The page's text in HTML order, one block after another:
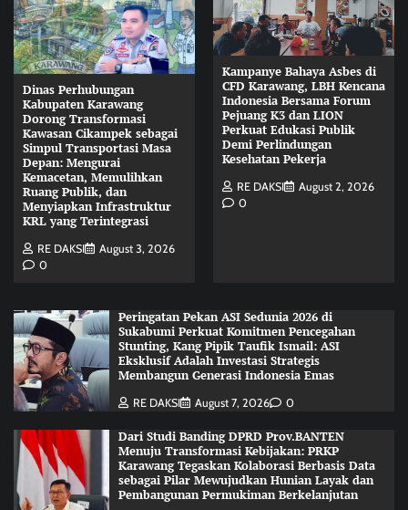
Dinas Perhubungan
Kabupaten Karawang
Dorong Transformasi
Kawasan Cikampek sebagai
Simpul Transportasi Masa
Depan: Mengurai
Kemacetan, Memulihkan
Ruang Publik, dan
Menyiapkan Infrastruktur
KRL yang Terintegrasi
RE DAKSI
August 3, 2026
0
Kampanye Bahaya Asbes di
CFD Karawang, LBH Kencana
Indonesia Bersama Forum
Pejuang K3 dan LION
Perkuat Edukasi Publik
Demi Perlindungan
Kesehatan Pekerja
RE DAKSI
August 2, 2026
0
Peringatan Pekan ASI Sedunia 2026 di
Sukabumi Perkuat Komitmen Pencegahan
Stunting, Kang Pipik Taufik Ismail: ASI
Eksklusif Adalah Investasi Strategis
Membangun Generasi Indonesia Emas
RE DAKSI August 7, 2026 0
Dari Studi Banding DPRD Prov.BANTEN
Menuju Transformasi Kebijakan: PRKP
Karawang Tegaskan Kolaborasi Berbasis Data
sebagai Pilar Mewujudkan Hunian Layak dan
Pembangunan Permukiman Berkelanjutan